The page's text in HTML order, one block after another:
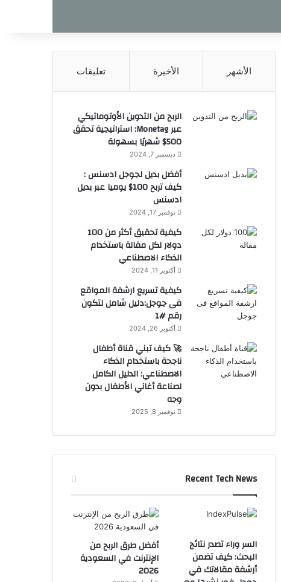
الأشهر الأخيرة تعليقات
الربح من التدوين الأوتوماتيكي
عبر Monetag: استراتيجية تحقق
500$ شهريًا بسهولة
ديسمبر 7, 2024
أفضل بديل لجوجل ادسنس :
كيف تربح 100$ يوميا عبر بديل
ادسنس
نوفمبر 17, 2024
كيفية تحقيق أكثر من 100
دولار لكل مقالة باستخدام
الذكاء الاصطناعي
أكتوبر 11, 2024
كيفية تسريع ارشفة المواقع
فى جوجل:دليل شامل لتكون
رقم #1
أكتوبر 26, 2024
🚀 كيف تبني قناة أطفال
ناجحة باستخدام الذكاء
الاصطناعي: الدليل الكامل
لصناعة أغاني الأطفال بدون
وجه
نوفمبر 8, 2025
Recent Tech News
السر وراء تصدر نتائج
البحث: كيف تضمن
أرشفة مقالاتك في
أفضل طرق الربح من
الإنترنت في السعودية
2026